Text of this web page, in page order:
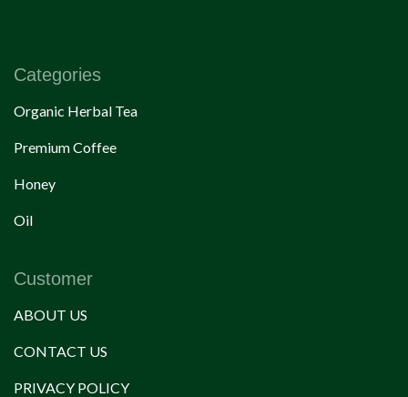
Categories
Organic Herbal Tea
Premium Coffee
Honey
Oil
Customer
ABOUT US
CONTACT US
PRIVACY POLICY